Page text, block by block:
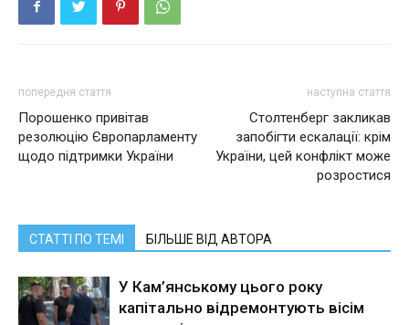
попередня стаття
Порошенко привітав
резолюцію Європарламенту
щодо підтримки України
наступна стаття
Столтенберг закликав
запобігти ескалації: крім
України, цей конфлікт може
розростися
СТАТТІ ПО ТЕМІ БІЛЬШЕ ВІД АВТОРА
У Кам’янському цього року
капітально відремонтують вісім